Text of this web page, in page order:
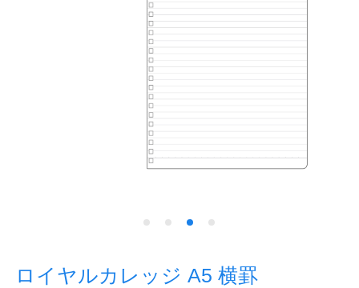
特集・コラム
ノートの豆知識
探求・自主学習のすすめ
工場フォトツアー
ロイヤルカレッジ A5 横罫